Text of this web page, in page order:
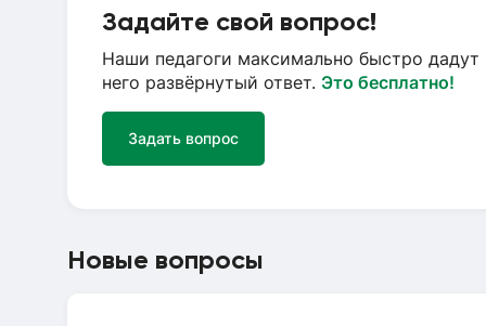
Задайте свой вопрос!
Наши педагоги максимально быстро дадут
него развёрнутый ответ. Это бесплатно!
Задать вопрос
Новые вопросы